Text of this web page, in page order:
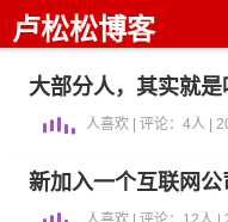
卢松松博客
大部分人，其实就
人喜欢 | 评论：4人 |
新加入一个互联网